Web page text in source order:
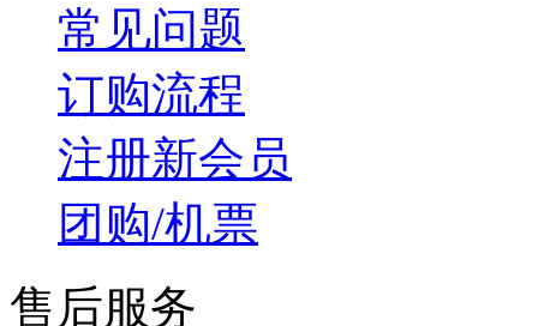
常见问题
订购流程
注册新会员
团购/机票
售后服务